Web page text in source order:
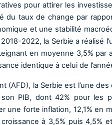
pour attirer les
du taux de change par
et une stabilité
2022, la Serbie a réalisé
en moyenne 3,5% par
identique à celui de
(AFD), la Serbie est l’une
PIB, dont 42% pour les
une forte inflation, 12,1% en
à 3,5% puis 4,5%